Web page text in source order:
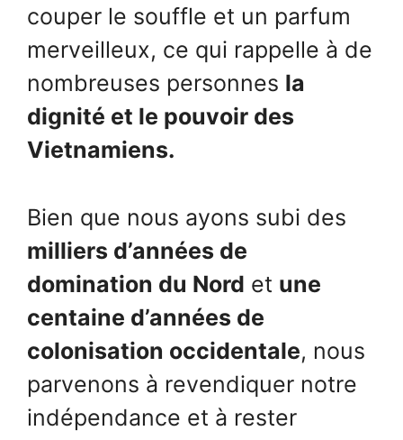
couper le souffle et un parfum
merveilleux, ce qui rappelle à de
nombreuses personnes la
dignité et le pouvoir des
Vietnamiens.
Bien que nous ayons subi des
milliers d’années de
domination du Nord et une
centaine d’années de
colonisation occidentale, nous
parvenons à revendiquer notre
indépendance et à rester